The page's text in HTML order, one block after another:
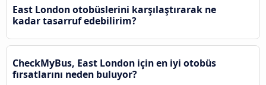
East London otobüslerini karşılaştırarak ne
kadar tasarruf edebilirim?
CheckMyBus, East London için en iyi otobüs
fırsatlarını neden buluyor?